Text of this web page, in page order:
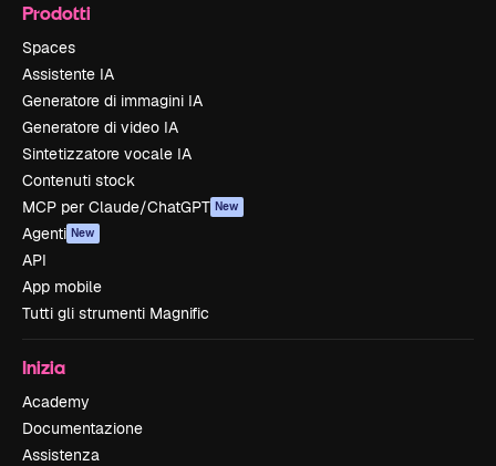
Prodotti
Spaces
Assistente IA
Generatore di immagini IA
Generatore di video IA
Sintetizzatore vocale IA
Contenuti stock
MCP per Claude/ChatGPT New
Agenti New
API
App mobile
Tutti gli strumenti Magnific
Inizia
Academy
Documentazione
Assistenza